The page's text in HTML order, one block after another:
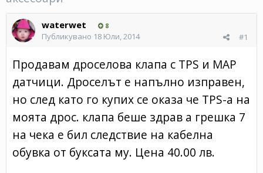
waterwet 8
#1
Публикувано 18 Юли, 2014
Продавам дроселова клапа с TPS и MAP
датчици. Дроселът е напълно изправен,
но след като го купих се оказа че TPS-а на
моята дрос. клапа беше здрав а грешка 7
на чека е бил следствие на кабелна
обувка от буксата му. Цена 40.00 лв.